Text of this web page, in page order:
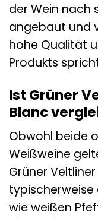
der Wein nach
angebaut und
hohe Qualität
Produkts
Ist Grüner
Blanc
Obwohl beide
Weißweine
Grüner
typischerweise
wie weißen